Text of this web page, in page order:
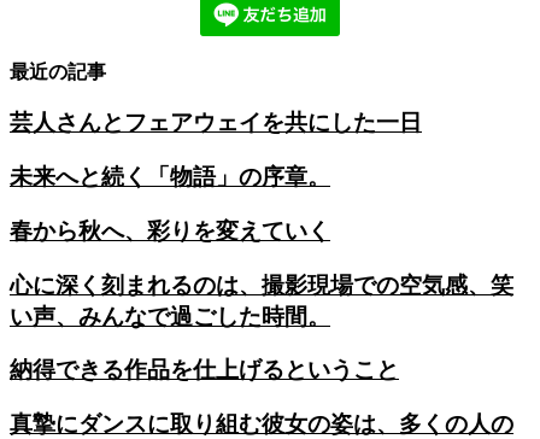
最近の記事
芸人さんとフェアウェイを共にした一日
未来へと続く「物語」の序章。
春から秋へ、彩りを変えていく
心に深く刻まれるのは、撮影現場での空気感、笑
い声、みんなで過ごした時間。
納得できる作品を仕上げるということ
真摯にダンスに取り組む彼女の姿は、多くの人の